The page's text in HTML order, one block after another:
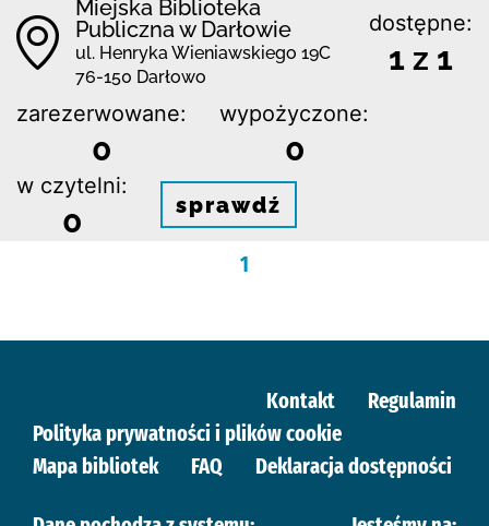
Miejska Biblioteka
Publiczna w Darłowie
ul. Henryka Wieniawskiego 19C
76-150 Darłowo
dostępne:
1 z 1
zarezerwowane:
0
wypożyczone:
0
w czytelni:
0 sprawdź
1
Kontakt
Regulamin
Polityka prywatności i plików cookie
Mapa bibliotek
FAQ Deklaracja dostępności